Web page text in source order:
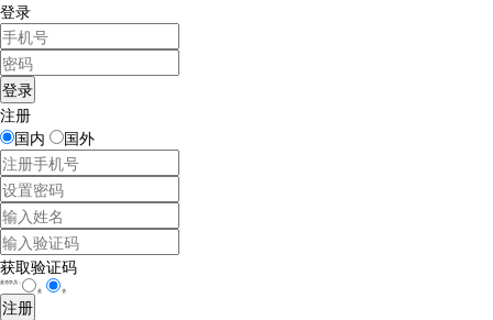
登录
注册
国内
国外
获取验证码
是否学员：
是
否